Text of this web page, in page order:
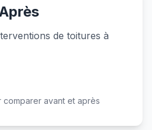
de toitures à
Après
comparer avant et après